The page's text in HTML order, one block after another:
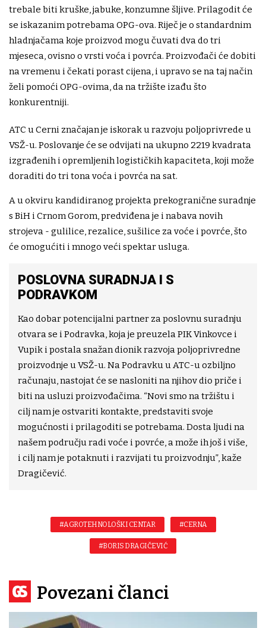
trebale biti kruške, jabuke, konzumne šljive. Prilagodit će
se iskazanim potrebama OPG-ova. Riječ je o standardnim
hladnjačama koje proizvod mogu čuvati dva do tri
mjeseca, ovisno o vrsti voća i povrća. Proizvođači će dobiti
na vremenu i čekati porast cijena, i upravo se na taj način
želi pomoći OPG-ovima, da na tržište izađu što
konkurentniji.
ATC u Cerni značajan je iskorak u razvoju poljoprivrede u
VSŽ-u. Poslovanje će se odvijati na ukupno 2219 kvadrata
izgrađenih i opremljenih logističkih kapaciteta, koji može
doraditi do tri tona voća i povrća na sat.
A u okviru kandidiranog projekta prekogranične suradnje
s BiH i Crnom Gorom, predviđena je i nabava novih
strojeva - gulilice, rezalice, sušilice za voće i povrće, što
će omogućiti i mnogo veći spektar usluga.
POSLOVNA SURADNJA I S
PODRAVKOM
Kao dobar potencijalni partner za poslovnu suradnju
otvara se i Podravka, koja je preuzela PIK Vinkovce i
Vupik i postala snažan dionik razvoja poljoprivredne
proizvodnje u VSŽ-u. Na Podravku u ATC-u ozbiljno
računaju, nastojat će se nasloniti na njihov dio priče i
biti na usluzi proizvođačima. “Novi smo na tržištu i
cilj nam je ostvariti kontakte, predstaviti svoje
mogućnosti i prilagoditi se potrebama. Dosta ljudi na
našem području radi voće i povrće, a može ih još i više,
i cilj nam je potaknuti i razvijati tu proizvodnju”, kaže
Dragičević.
#AGROTEHNOLOŠKI CENTAR #CERNA
#BORIS DRAGIČEVIĆ
Povezani članci